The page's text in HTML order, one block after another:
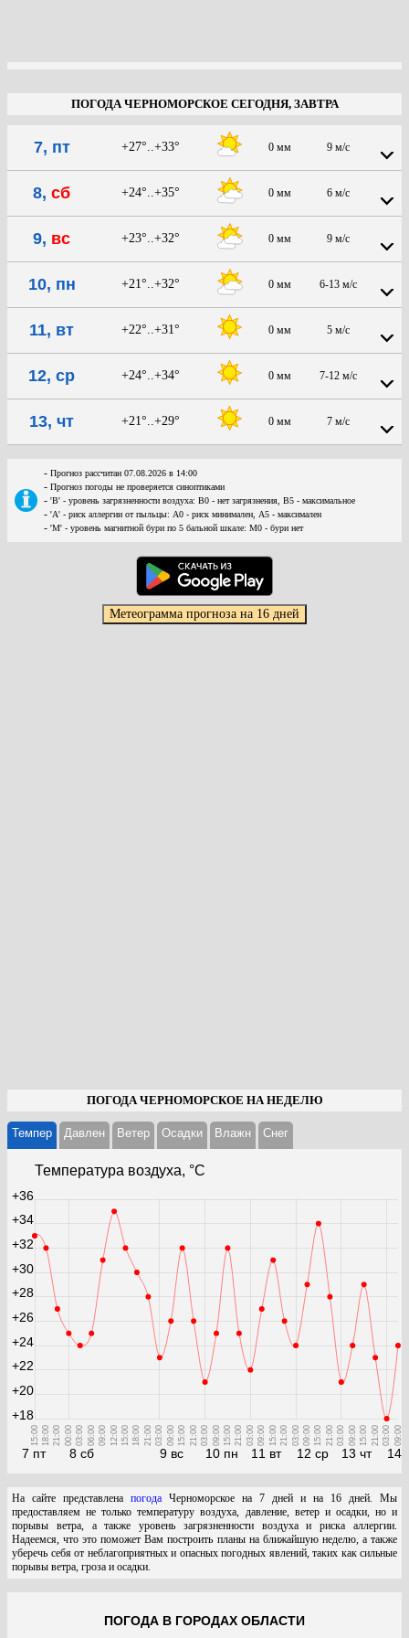
ПОГОДА ЧЕРНОМОРСКОЕ СЕГОДНЯ, ЗАВТРА
7, пт +27°..+33° 0 мм 9 м/с
8, сб +24°..+35° 0 мм 6 м/с
9, вс +23°..+32° 0 мм 9 м/с
10, пн +21°..+32° 0 мм 6-13 м/с
11, вт +22°..+31° 0 мм 5 м/с
12, ср +24°..+34° 0 мм 7-12 м/с
13, чт +21°..+29° 0 мм 7 м/с
- Прогноз рассчитан 07.08.2026 в 14:00
- Прогноз погоды не проверяется синоптиками
- 'В' - уровень загрязненности воздуха: В0 - нет загрязнения, В5 - максимальное
- 'А' - риск аллергии от пыльцы: А0 - риск минимален, А5 - максимален
- 'М' - уровень магнитной бури по 5 бальной шкале: М0 - бури нет
ПОГОДА ЧЕРНОМОРСКОЕ НА НЕДЕЛЮ
Темпер Давлен Ветер Осадки Влажн Cнег
Температура воздуха, °С
7 пт
15:00 18:00 21:00
8 сб
00:00 03:00 06:00 09:00 12:00 15:00 18:00 21:00
9 вс
03:00 09:00 15:00 21:00
10 пн
03:00 09:00 15:00 21:00
11 вт
03:00 09:00 15:00 21:00
12 ср
03:00 09:00 15:00 21:00
13 чт
03:00 09:00 15:00 21:00
14
03:00 09:00
+18
+20
+22
+24
+26
+28
+30
+32
+34
+36
На сайте представлена погода Черноморское на 7 дней и на 16 дней. Мы
предоставляем не только температуру воздуха, давление, ветер и осадки, но и
порывы ветра, а также уровень загрязненности воздуха и риска аллергии.
Надеемся, что это поможет Вам построить планы на ближайшую неделю, а также
уберечь себя от неблагоприятных и опасных погодных явлений, таких как сильные
порывы ветра, гроза и осадки.
ПОГОДА В ГОРОДАХ ОБЛАСТИ